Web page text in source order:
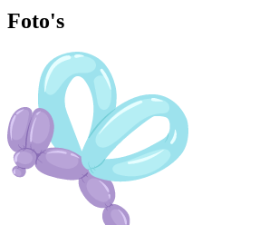
Foto's